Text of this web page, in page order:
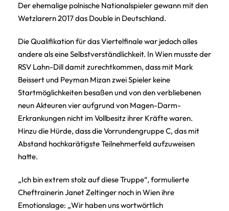
Der ehemalige polnische Nationalspieler gewann mit den
Wetzlarern 2017 das Double in Deutschland.
Die Qualifikation für das Viertelfinale war jedoch alles
andere als eine Selbstverständlichkeit. In Wien musste der
RSV Lahn-Dill damit zurechtkommen, dass mit Mark
Beissert und Peyman Mizan zwei Spieler keine
Startmöglichkeiten besaßen und von den verbliebenen
neun Akteuren vier aufgrund von Magen-Darm-
Erkrankungen nicht im Vollbesitz ihrer Kräfte waren.
Hinzu die Hürde, dass die Vorrundengruppe C, das mit
Abstand hochkarätigste Teilnehmerfeld aufzuweisen
hatte.
„Ich bin extrem stolz auf diese Truppe“, formulierte
Cheftrainerin Janet Zeltinger noch in Wien ihre
Emotionslage: „Wir haben uns wortwörtlich